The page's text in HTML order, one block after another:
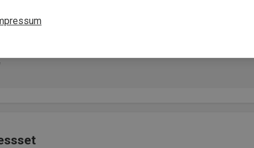
Exen sind super im Handling, fühlen sich sicher an und